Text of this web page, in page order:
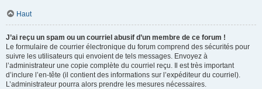
Haut
J’ai reçu un spam ou un courriel abusif d’un membre de ce forum !
Le formulaire de courrier électronique du forum comprend des sécurités pour
suivre les utilisateurs qui envoient de tels messages. Envoyez à
l’administrateur une copie complète du courriel reçu. Il est très important
d’inclure l’en-tête (il contient des informations sur l’expéditeur du courriel).
L’administrateur pourra alors prendre les mesures nécessaires.